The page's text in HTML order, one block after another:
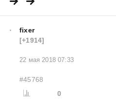
fixer
[+1914]
22 мая 2018 07:33
#45768
0